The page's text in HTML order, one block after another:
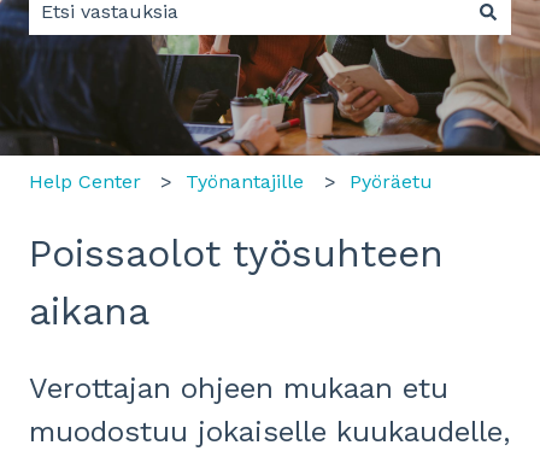
Ehdotuksia ei ole, koska hakukenttä on tyhjä.
Help Center Työnantajille Pyöräetu
Poissaolot työsuhteen
aikana
Verottajan ohjeen mukaan etu
muodostuu jokaiselle kuukaudelle,